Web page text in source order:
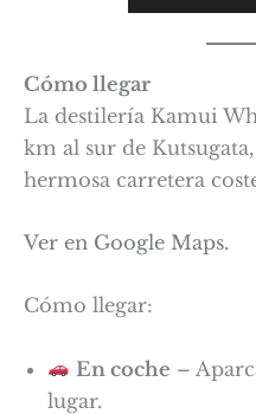
Cómo llegar
La destilería Kamui
km al sur de
hermosa carretera
Ver en Google Maps.
Cómo llegar:
En coche –
lugar.